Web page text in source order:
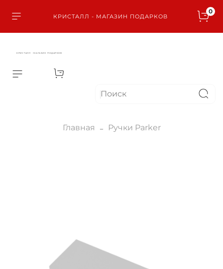
КРИСТАЛЛ - МАГАЗИН ПОДАРКОВ
0
КРИСТАЛЛ - МАГАЗИН ПОДАРКОВ
Главная Ручки Parker